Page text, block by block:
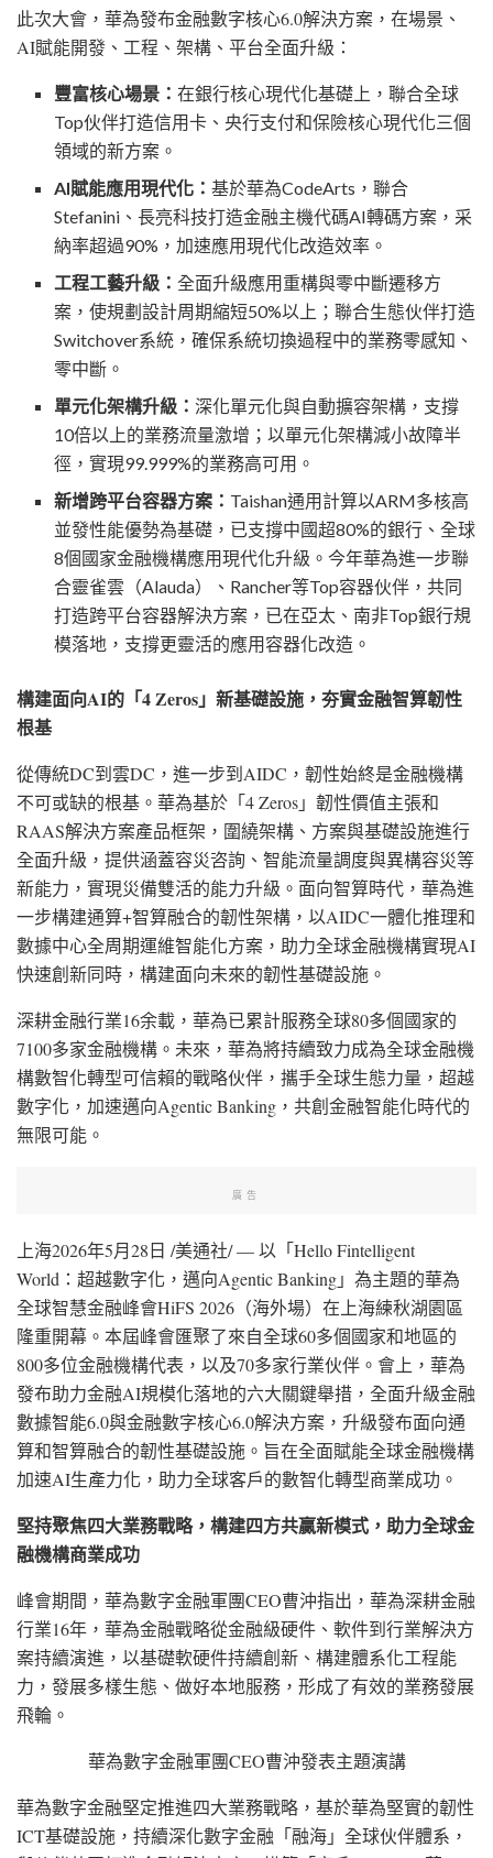
此次大會，華為發布金融數字核心6.0解決方案，在場景、
AI賦能開發、工程、架構、平台全面升級：
豐富核心場景：在銀行核心現代化基礎上，聯合全球
Top伙伴打造信用卡、央行支付和保險核心現代化三個
領域的新方案。
AI賦能應用現代化：基於華為CodeArts，聯合
Stefanini、長亮科技打造金融主機代碼AI轉碼方案，采
納率超過90%，加速應用現代化改造效率。
工程工藝升級：全面升級應用重構與零中斷遷移方
案，使規劃設計周期縮短50%以上；聯合生態伙伴打造
Switchover系統，確保系統切換過程中的業務零感知、
零中斷。
單元化架構升級：深化單元化與自動擴容架構，支撐
10倍以上的業務流量激增；以單元化架構減小故障半
徑，實現99.999%的業務高可用。
新增跨平台容器方案： Taishan通用計算以ARM多核高
並發性能優勢為基礎，已支撐中國超80%的銀行、全球
8個國家金融機構應用現代化升級。今年華為進一步聯
合靈雀雲（Alauda）、Rancher等Top容器伙伴，共同
打造跨平台容器解決方案，已在亞太、南非Top銀行規
模落地，支撐更靈活的應用容器化改造。
構建面向AI的「4 Zeros」新基礎設施，夯實金融智算韌性
根基
從傳統DC到雲DC，進一步到AIDC，韌性始終是金融機構
不可或缺的根基。華為基於「4 Zeros」韌性價值主張和
RAAS解決方案產品框架，圍繞架構、方案與基礎設施進行
全面升級，提供涵蓋容災咨詢、智能流量調度與異構容災等
新能力，實現災備雙活的能力升級。面向智算時代，華為進
一步構建通算+智算融合的韌性架構，以AIDC一體化推理和
數據中心全周期運維智能化方案，助力全球金融機構實現AI
快速創新同時，構建面向未來的韌性基礎設施。
深耕金融行業16余載，華為已累計服務全球80多個國家的
7100多家金融機構。未來，華為將持續致力成為全球金融機
構數智化轉型可信賴的戰略伙伴，攜手全球生態力量，超越
數字化，加速邁向Agentic Banking，共創金融智能化時代的
無限可能。
廣告
上海2026年5月28日 /美通社/ — 以「Hello Fintelligent
World：超越數字化，邁向Agentic Banking」為主題的華為
全球智慧金融峰會HiFS 2026（海外場）在上海練秋湖園區
隆重開幕。本屆峰會匯聚了來自全球60多個國家和地區的
800多位金融機構代表，以及70多家行業伙伴。會上，華為
發布助力金融AI規模化落地的六大關鍵舉措，全面升級金融
數據智能6.0與金融數字核心6.0解決方案，升級發布面向通
算和智算融合的韌性基礎設施。旨在全面賦能全球金融機構
加速AI生產力化，助力全球客戶的數智化轉型商業成功。
堅持聚焦四大業務戰略，構建四方共贏新模式，助力全球金
融機構商業成功
峰會期間，華為數字金融軍團CEO曹沖指出，華為深耕金融
行業16年，華為金融戰略從金融級硬件、軟件到行業解決方
案持續演進，以基礎軟硬件持續創新、構建體系化工程能
力，發展多樣生態、做好本地服務，形成了有效的業務發展
飛輪。
華為數字金融軍團CEO曹沖發表主題演講
華為數字金融堅定推進四大業務戰略，基於華為堅實的韌性
ICT基礎設施，持續深化數字金融「融海」全球伙伴體系，